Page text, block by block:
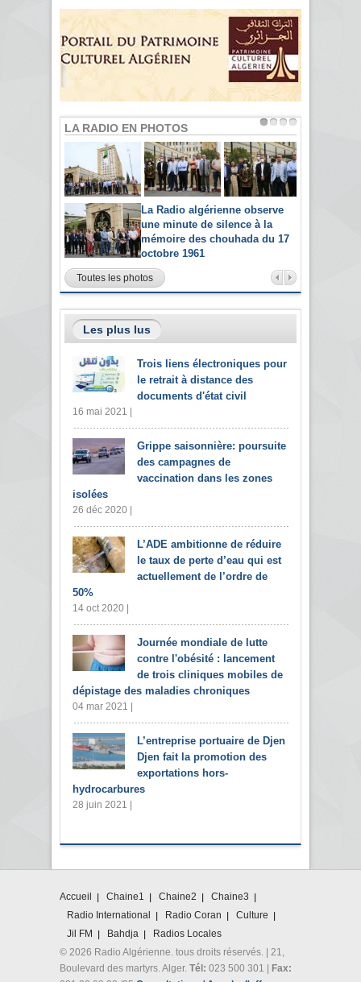
LA RADIO EN PHOTOS
La Radio algérienne observe
une minute de silence à la
mémoire des chouhada du 17
octobre 1961
Toutes les photos
Les plus lus
Trois liens électroniques pour
le retrait à distance des
documents d'état civil
16 mai 2021 |
Grippe saisonnière: poursuite
des campagnes de
vaccination dans les zones
isolées
26 déc 2020 |
L’ADE ambitionne de réduire
le taux de perte d’eau qui est
actuellement de l’ordre de
50%
14 oct 2020 |
Journée mondiale de lutte
contre l'obésité : lancement
de trois cliniques mobiles de
dépistage des maladies chroniques
04 mar 2021 |
L’entreprise portuaire de Djen
Djen fait la promotion des
exportations hors-
hydrocarbures
28 juin 2021 |
Accueil Chaine1 Chaine2
Chaine3
Radio International
Radio Coran
Culture
Jil FM
Bahdja
Radios Locales
© 2026 Radio Algérienne. tous droits réservés. | 21,
Boulevard des martyrs. Alger. Tél: 023 500 301 | Fax: